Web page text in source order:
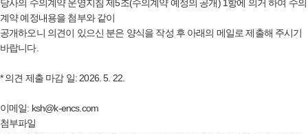
당사의 수의계약 운영지침 제5조(수의계약 예정의 공개) 1항에 의거 하여 수의
계약 예정내용을 첨부와 같이
공개하오니 의견이 있으신 분은 양식을 작성 후 아래의 메일로 제출해 주시기
바랍니다.
* 의견 제출 마감 일: 2026. 5. 22.
이메일: ksh@k-encs.com
첨부파일